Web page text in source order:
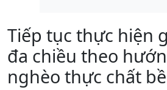
Tiếp tục thực hiện
đa chiều theo
nghèo thực chất